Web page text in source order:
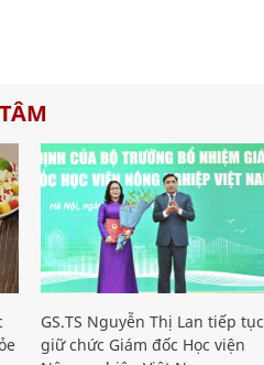
GS.TS Nguyễn Thị Lan tiếp tục
giữ chức Giám đốc Học viện